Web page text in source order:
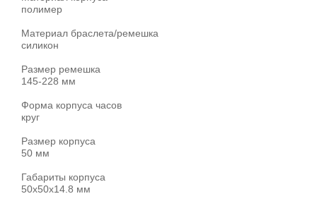
полимер
Материал браслета/ремешка
силикон
Размер ремешка
145-228 мм
Форма корпуса часов
круг
Размер корпуса
50 мм
Габариты корпуса
50x50x14.8 мм